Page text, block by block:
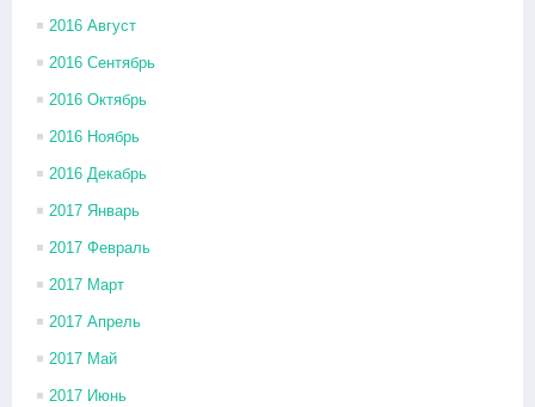
2016 Август
2016 Сентябрь
2016 Октябрь
2016 Ноябрь
2016 Декабрь
2017 Январь
2017 Февраль
2017 Март
2017 Апрель
2017 Май
2017 Июнь